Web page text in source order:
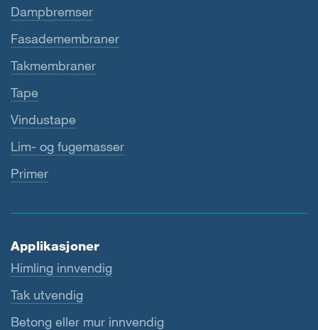
Dampbremser
Fasademembraner
Takmembraner
Tape
Vindustape
Lim- og fugemasser
Primer
Applikasjoner
Himling innvendig
Tak utvendig
Betong eller mur innvendig